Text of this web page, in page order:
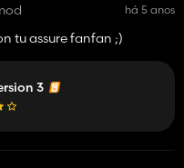
há 5 anos
tu assure fanfan ;)
3